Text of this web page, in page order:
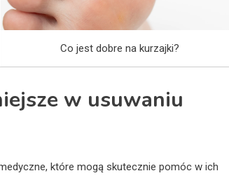
Co jest dobre na kurzajki?
w usuwaniu
które mogą skutecznie pomóc w ich